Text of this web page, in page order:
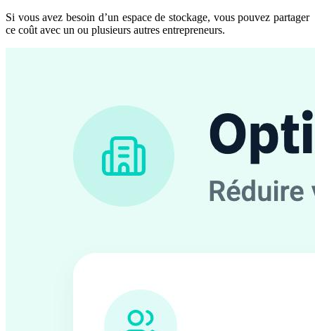
Si vous avez besoin d’un espace de stockage, vous pouvez partager
ce coût avec un ou plusieurs autres entrepreneurs.